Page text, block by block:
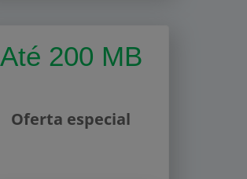
Até 200 MB
Oferta especial